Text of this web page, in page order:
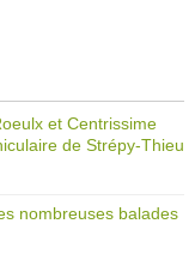
et Centrissime
de Strépy-Thieu
nombreuses balades